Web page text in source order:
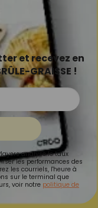
et recevez en
GRAISSE !
analyse le taux
les performances des
les courriels, l'heure à
sur le terminal que
voir notre politique de